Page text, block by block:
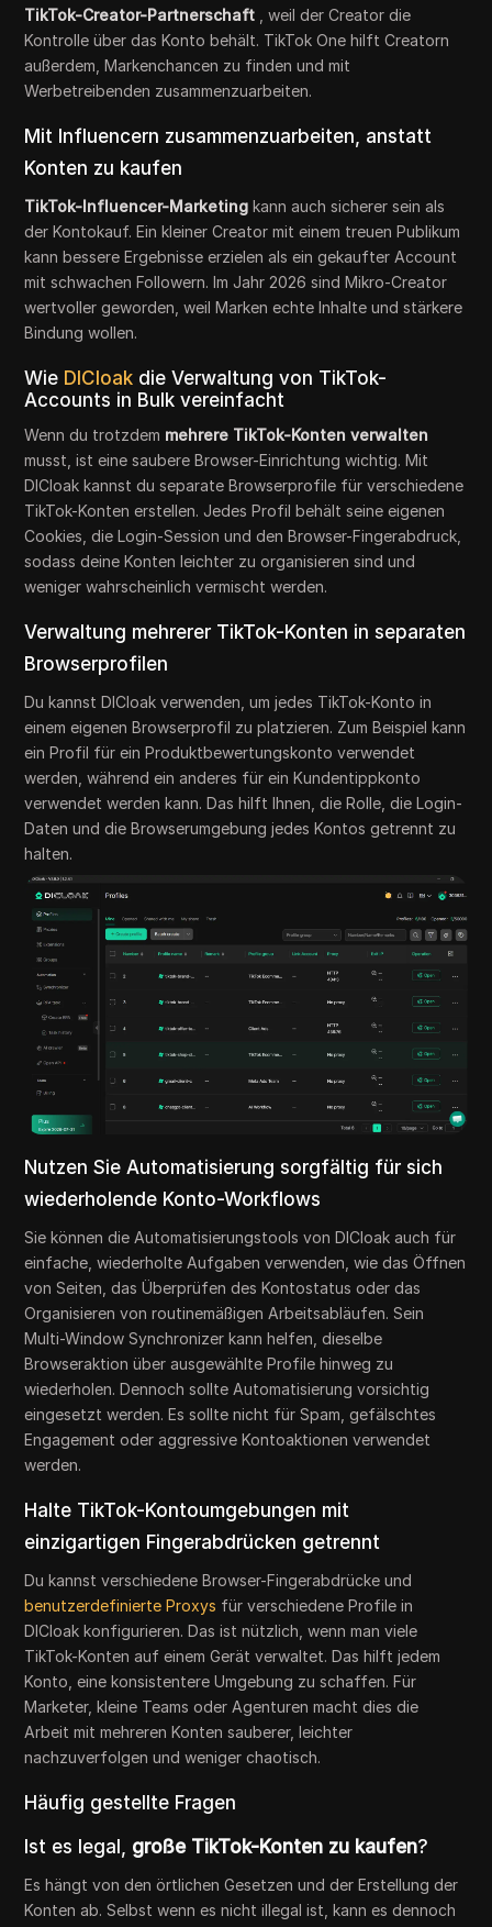
TikTok-Creator-Partnerschaft , weil der Creator die
Kontrolle über das Konto behält. TikTok One hilft Creatorn
außerdem, Markenchancen zu finden und mit
Werbetreibenden zusammenzuarbeiten.
Mit Influencern zusammenzuarbeiten, anstatt
Konten zu kaufen
TikTok-Influencer-Marketing kann auch sicherer sein als
der Kontokauf. Ein kleiner Creator mit einem treuen Publikum
kann bessere Ergebnisse erzielen als ein gekaufter Account
mit schwachen Followern. Im Jahr 2026 sind Mikro-Creator
wertvoller geworden, weil Marken echte Inhalte und stärkere
Bindung wollen.
Wie DICloak die Verwaltung von TikTok-
Accounts in Bulk vereinfacht
Wenn du trotzdem mehrere TikTok-Konten verwalten
musst, ist eine saubere Browser-Einrichtung wichtig. Mit
DICloak kannst du separate Browserprofile für verschiedene
TikTok-Konten erstellen. Jedes Profil behält seine eigenen
Cookies, die Login-Session und den Browser-Fingerabdruck,
sodass deine Konten leichter zu organisieren sind und
weniger wahrscheinlich vermischt werden.
Verwaltung mehrerer TikTok-Konten in separaten
Browserprofilen
Du kannst DICloak verwenden, um jedes TikTok-Konto in
einem eigenen Browserprofil zu platzieren. Zum Beispiel kann
ein Profil für ein Produktbewertungskonto verwendet
werden, während ein anderes für ein Kundentippkonto
verwendet werden kann. Das hilft Ihnen, die Rolle, die Login-
Daten und die Browserumgebung jedes Kontos getrennt zu
halten.
Nutzen Sie Automatisierung sorgfältig für sich
wiederholende Konto-Workflows
Sie können die Automatisierungstools von DICloak auch für
einfache, wiederholte Aufgaben verwenden, wie das Öffnen
von Seiten, das Überprüfen des Kontostatus oder das
Organisieren von routinemäßigen Arbeitsabläufen. Sein
Multi-Window Synchronizer kann helfen, dieselbe
Browseraktion über ausgewählte Profile hinweg zu
wiederholen. Dennoch sollte Automatisierung vorsichtig
eingesetzt werden. Es sollte nicht für Spam, gefälschtes
Engagement oder aggressive Kontoaktionen verwendet
werden.
Halte TikTok-Kontoumgebungen mit
einzigartigen Fingerabdrücken getrennt
Du kannst verschiedene Browser-Fingerabdrücke und
benutzerdefinierte Proxys für verschiedene Profile in
DICloak konfigurieren. Das ist nützlich, wenn man viele
TikTok-Konten auf einem Gerät verwaltet. Das hilft jedem
Konto, eine konsistentere Umgebung zu schaffen. Für
Marketer, kleine Teams oder Agenturen macht dies die
Arbeit mit mehreren Konten sauberer, leichter
nachzuverfolgen und weniger chaotisch.
Häufig gestellte Fragen
Ist es legal, große TikTok-Konten zu kaufen?
Es hängt von den örtlichen Gesetzen und der Erstellung der
Konten ab. Selbst wenn es nicht illegal ist, kann es dennoch